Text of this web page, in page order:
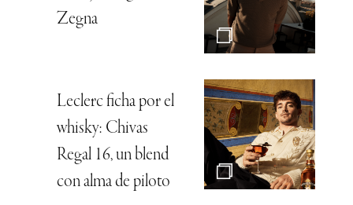
Zegna
Leclerc ficha por el
whisky: Chivas
Regal 16, un blend
con alma de piloto